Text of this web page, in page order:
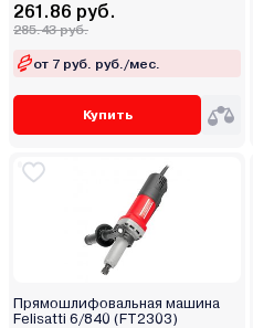
261.86 руб.
285.43 руб.
от 7 руб. руб./мес.
Купить
Прямошлифовальная машина
Felisatti 6/840 (FT2303)